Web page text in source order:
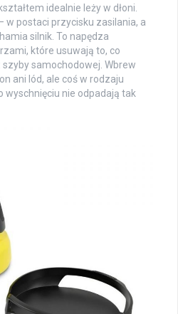
idealnie leży w dłoni.
w postaci przycisku zasilania, a
silnik. To napędza
które usuwają to, co
samochodowej. Wbrew
ani lód, ale coś w rodzaju
wyschnięciu nie odpadają tak